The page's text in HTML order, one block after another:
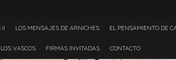
II LOS MENSAJES DE ARNICHES EL PENSAMIENTO DE
VASCOS FIRMAS INVITADAS CONTACTO